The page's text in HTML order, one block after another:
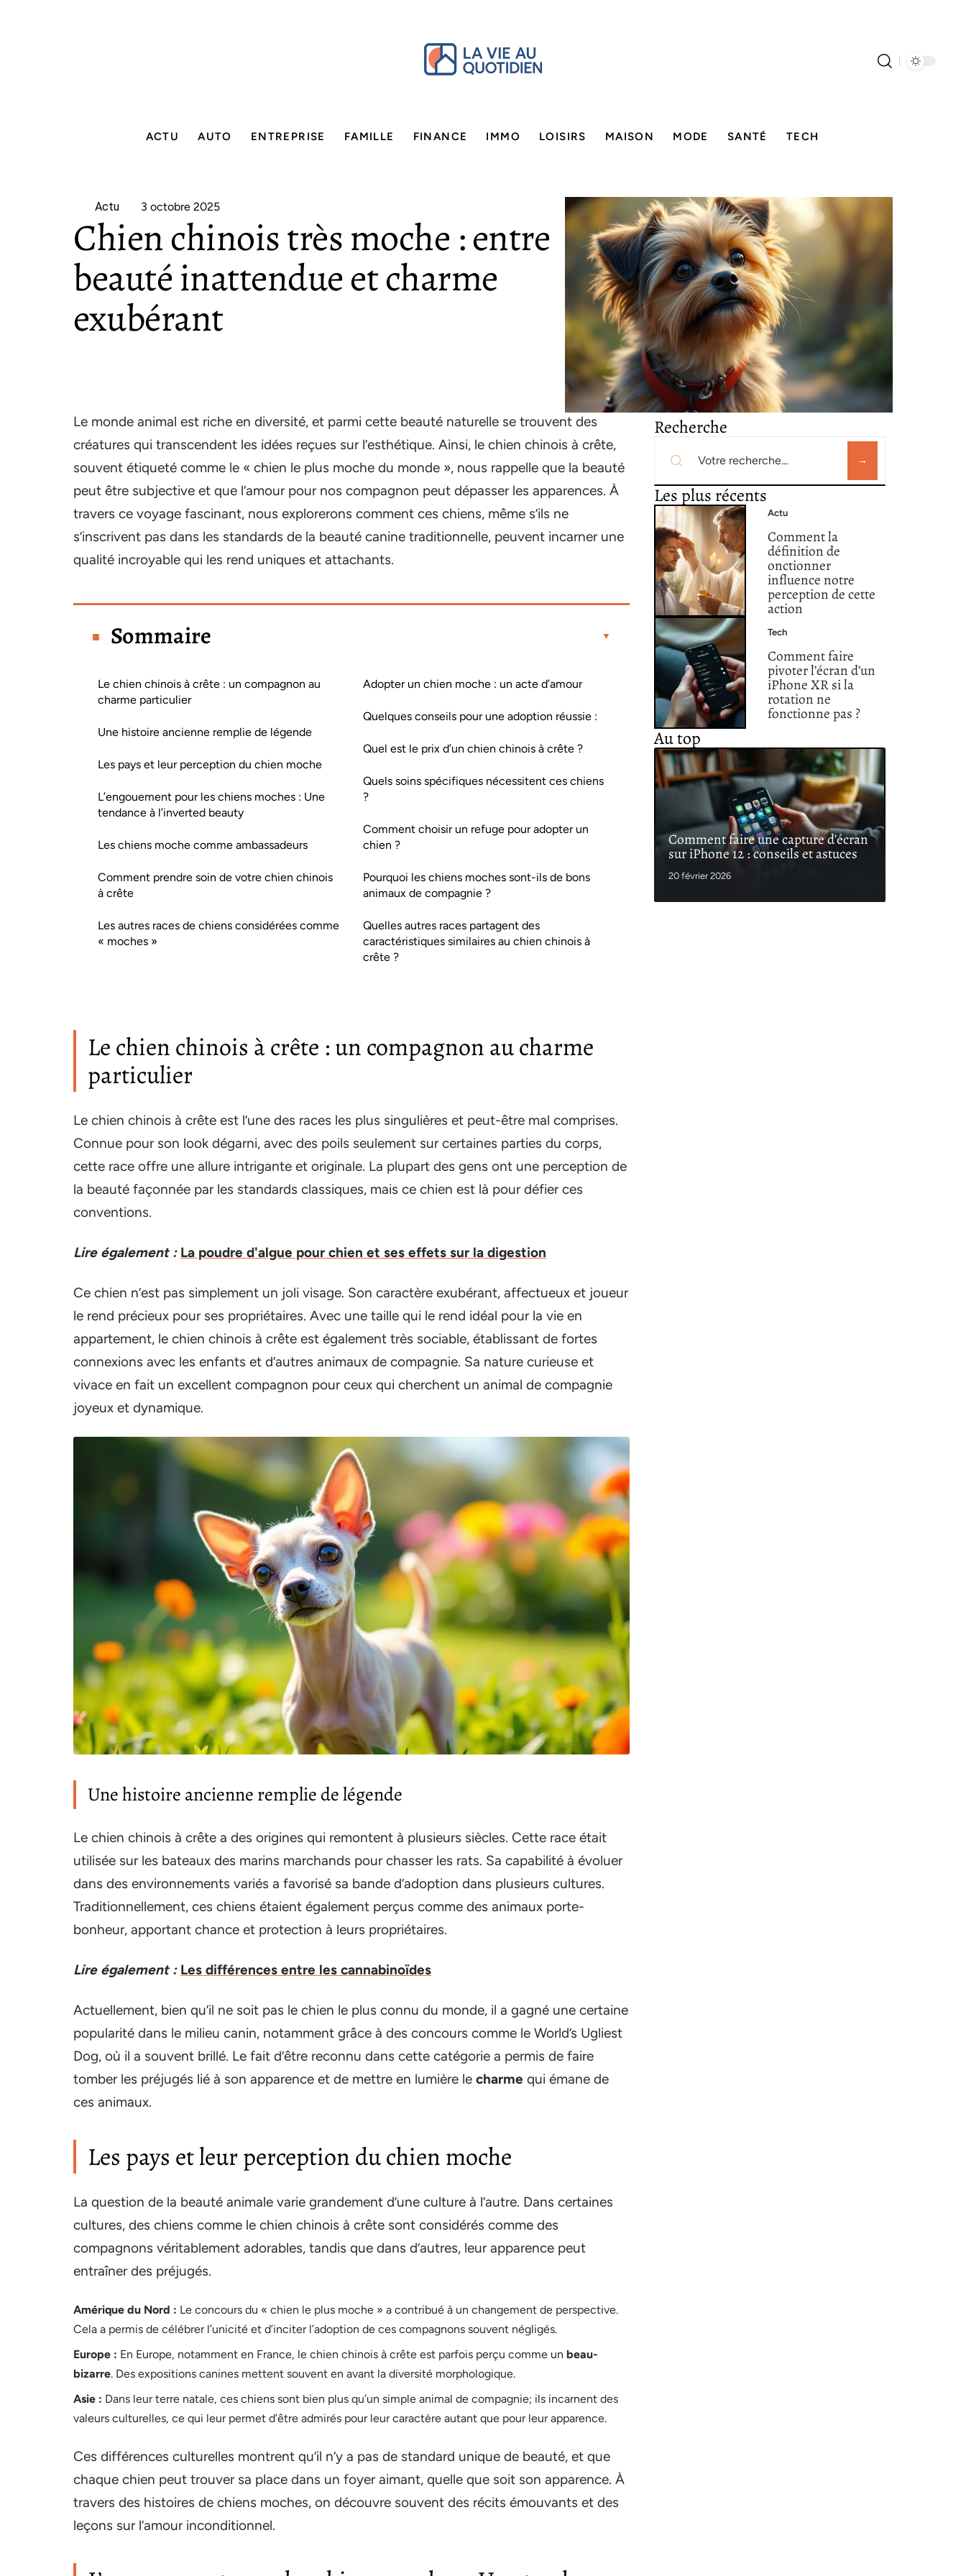
ACTU AUTO ENTREPRISE FAMILLE FINANCE IMMO LOISIRS MAISON MODE SANTÉ TECH
Actu 3 octobre 2025
Chien chinois très moche : entre
beauté inattendue et charme
exubérant
Le monde animal est riche en diversité, et parmi cette beauté naturelle se trouvent des
créatures qui transcendent les idées reçues sur l’esthétique. Ainsi, le chien chinois à crête,
souvent étiqueté comme le « chien le plus moche du monde », nous rappelle que la beauté
peut être subjective et que l’amour pour nos compagnon peut dépasser les apparences. À
travers ce voyage fascinant, nous explorerons comment ces chiens, même s’ils ne
s’inscrivent pas dans les standards de la beauté canine traditionnelle, peuvent incarner une
qualité incroyable qui les rend uniques et attachants.
Sommaire
Le chien chinois à crête : un compagnon au
charme particulier
Une histoire ancienne remplie de légende
Les pays et leur perception du chien moche
L’engouement pour les chiens moches : Une
tendance à l’inverted beauty
Les chiens moche comme ambassadeurs
Comment prendre soin de votre chien chinois
à crête
Les autres races de chiens considérées comme
« moches »
Adopter un chien moche : un acte d’amour
Quelques conseils pour une adoption réussie :
Quel est le prix d’un chien chinois à crête ?
Quels soins spécifiques nécessitent ces chiens
?
Comment choisir un refuge pour adopter un
chien ?
Pourquoi les chiens moches sont-ils de bons
animaux de compagnie ?
Quelles autres races partagent des
caractéristiques similaires au chien chinois à
crête ?
Le chien chinois à crête : un compagnon au charme
particulier
Le chien chinois à crête est l’une des races les plus singulières et peut-être mal comprises.
Connue pour son look dégarni, avec des poils seulement sur certaines parties du corps,
cette race offre une allure intrigante et originale. La plupart des gens ont une perception de
la beauté façonnée par les standards classiques, mais ce chien est là pour défier ces
conventions.
Lire également : La poudre d'algue pour chien et ses effets sur la digestion
Ce chien n’est pas simplement un joli visage. Son caractère exubérant, affectueux et joueur
le rend précieux pour ses propriétaires. Avec une taille qui le rend idéal pour la vie en
appartement, le chien chinois à crête est également très sociable, établissant de fortes
connexions avec les enfants et d’autres animaux de compagnie. Sa nature curieuse et
vivace en fait un excellent compagnon pour ceux qui cherchent un animal de compagnie
joyeux et dynamique.
Une histoire ancienne remplie de légende
Le chien chinois à crête a des origines qui remontent à plusieurs siècles. Cette race était
utilisée sur les bateaux des marins marchands pour chasser les rats. Sa capabilité à évoluer
dans des environnements variés a favorisé sa bande d’adoption dans plusieurs cultures.
Traditionnellement, ces chiens étaient également perçus comme des animaux porte-
bonheur, apportant chance et protection à leurs propriétaires.
Lire également : Les différences entre les cannabinoïdes
Actuellement, bien qu’il ne soit pas le chien le plus connu du monde, il a gagné une certaine
popularité dans le milieu canin, notamment grâce à des concours comme le World’s Ugliest
Dog, où il a souvent brillé. Le fait d’être reconnu dans cette catégorie a permis de faire
tomber les préjugés lié à son apparence et de mettre en lumière le charme qui émane de
ces animaux.
Les pays et leur perception du chien moche
La question de la beauté animale varie grandement d’une culture à l’autre. Dans certaines
cultures, des chiens comme le chien chinois à crête sont considérés comme des
compagnons véritablement adorables, tandis que dans d’autres, leur apparence peut
entraîner des préjugés.
Amérique du Nord : Le concours du « chien le plus moche » a contribué à un changement de perspective.
Cela a permis de célébrer l’unicité et d’inciter l’adoption de ces compagnons souvent négligés.
Europe : En Europe, notamment en France, le chien chinois à crête est parfois perçu comme un beau-
bizarre. Des expositions canines mettent souvent en avant la diversité morphologique.
Asie : Dans leur terre natale, ces chiens sont bien plus qu’un simple animal de compagnie; ils incarnent des
valeurs culturelles, ce qui leur permet d’être admirés pour leur caractère autant que pour leur apparence.
Ces différences culturelles montrent qu’il n’y a pas de standard unique de beauté, et que
chaque chien peut trouver sa place dans un foyer aimant, quelle que soit son apparence. À
travers des histoires de chiens moches, on découvre souvent des récits émouvants et des
leçons sur l’amour inconditionnel.
Recherche
Les plus récents
Actu
Comment la
définition de
onctionner
influence notre
perception de cette
action
Tech
Comment faire
pivoter l’écran d’un
iPhone XR si la
rotation ne
fonctionne pas ?
Au top
Comment faire une capture d’écran
sur iPhone 12 : conseils et astuces
20 février 2026